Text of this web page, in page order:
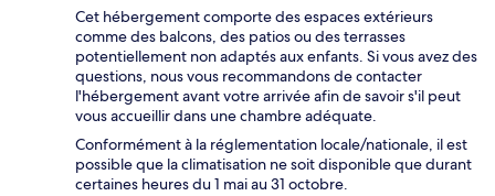
Cet hébergement comporte des espaces extérieurs
comme des balcons, des patios ou des terrasses
potentiellement non adaptés aux enfants. Si vous avez des
questions, nous vous recommandons de contacter
l'hébergement avant votre arrivée afin de savoir s'il peut
vous accueillir dans une chambre adéquate.
Conformément à la réglementation locale/nationale, il est
possible que la climatisation ne soit disponible que durant
certaines heures du 1 mai au 31 octobre.